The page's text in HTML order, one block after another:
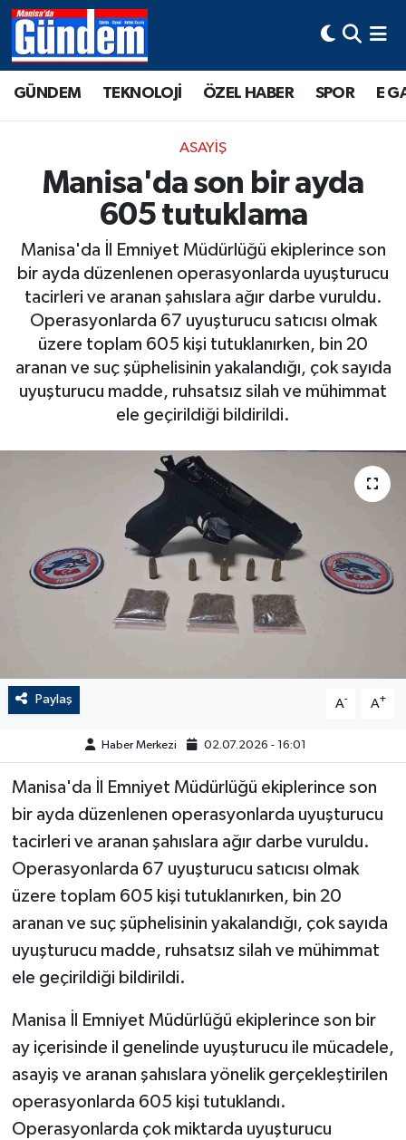
GÜNDEM TEKNOLOJİ ÖZEL HABER SPOR E
ASAYİŞ
Manisa'da son bir ayda
605 tutuklama
Manisa'da İl Emniyet Müdürlüğü ekiplerince son
bir ayda düzenlenen operasyonlarda uyuşturucu
tacirleri ve aranan şahıslara ağır darbe vuruldu.
Operasyonlarda 67 uyuşturucu satıcısı olmak
üzere toplam 605 kişi tutuklanırken, bin 20
aranan ve suç şüphelisinin yakalandığı, çok sayıda
uyuşturucu madde, ruhsatsız silah ve mühimmat
ele geçirildiği bildirildi.
Paylaş A- A+
Haber Merkezi 02.07.2026 - 16:01
Manisa'da İl Emniyet Müdürlüğü ekiplerince son
bir ayda düzenlenen operasyonlarda uyuşturucu
tacirleri ve aranan şahıslara ağır darbe vuruldu.
Operasyonlarda 67 uyuşturucu satıcısı olmak
üzere toplam 605 kişi tutuklanırken, bin 20
aranan ve suç şüphelisinin yakalandığı, çok sayıda
uyuşturucu madde, ruhsatsız silah ve mühimmat
ele geçirildiği bildirildi.
Manisa İl Emniyet Müdürlüğü ekiplerince son bir
ay içerisinde il genelinde uyuşturucu ile mücadele,
asayiş ve aranan şahıslara yönelik gerçekleştirilen
operasyonlarda 605 kişi tutuklandı.
Operasyonlarda çok miktarda uyuşturucu
Manisa Hava Durumu
Tüm Manşetler
Son Dakika Haberleri
Haber Arşivi